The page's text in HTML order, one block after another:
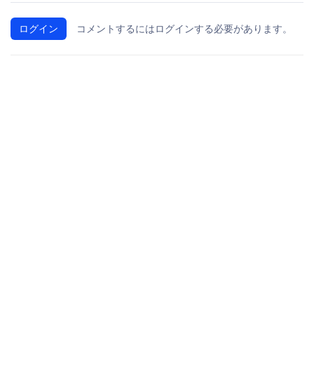
ログイン コメントするにはログインする必要があります。